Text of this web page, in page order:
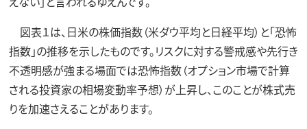
図表１は、日米の株価指数（米ダウ平均と日経平均）と「恐怖
指数」の推移を示したものです。リスクに対する警戒感や先行き
不透明感が強まる場面では恐怖指数（オプション市場で計算
される投資家の相場変動率予想）が上昇し、このことが株式売
りを加速さえることがあります。